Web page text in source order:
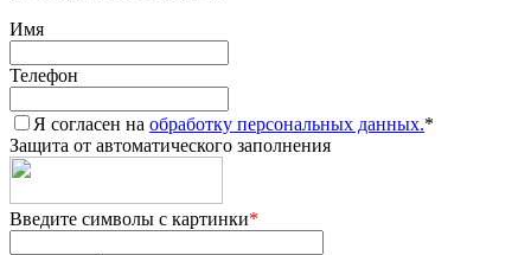
Имя
Телефон
Я согласен на обработку персональных данных.*
Защита от автоматического заполнения
Введите символы с картинки*